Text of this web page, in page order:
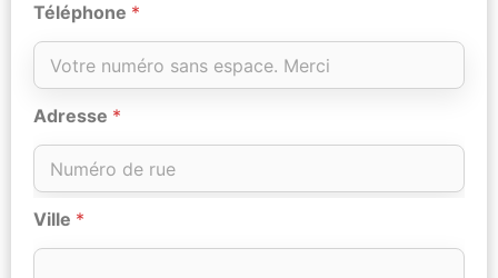
Téléphone *
Adresse *
Ville *